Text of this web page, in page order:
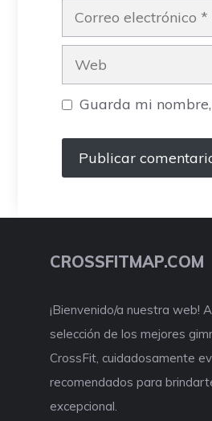
Correo
electrónico
Web
Guarda mi
CROSSFITMAP.COM
¡Bienvenido/a nuestra web!
selección de los mejores
CrossFit, cuidadosamente
recomendados para
excepcional.